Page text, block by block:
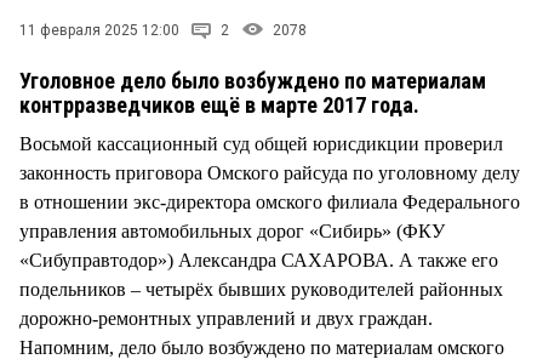
11 февраля 2025 12:00 2 2078
Уголовное дело было возбуждено по материалам
контрразведчиков ещё в марте 2017 года.
Восьмой кассационный суд общей юрисдикции проверил
законность приговора Омского райсуда по уголовному делу
в отношении экс-директора омского филиала Федерального
управления автомобильных дорог «Сибирь» (ФКУ
«Сибуправтодор») Александра САХАРОВА. А также его
подельников – четырёх бывших руководителей районных
дорожно-ремонтных управлений и двух граждан.
Напомним, дело было возбуждено по материалам омского